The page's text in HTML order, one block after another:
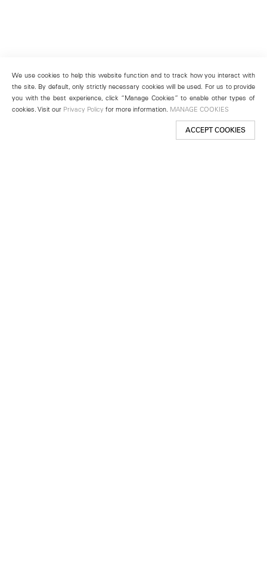
We use cookies to help this website function and to track how you interact with
the site. By default, only strictly necessary cookies will be used. For us to provide
you with the best experience, click “Manage Cookies” to enable other types of
cookies. Visit our Privacy Policy for more information. MANAGE COOKIES
ACCEPT COOKIES